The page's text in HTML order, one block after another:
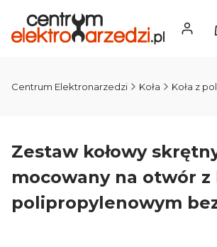
Centrum Elektronarzedzi Koła Koła z
Zestaw kołowy
mocowany na otwór z
polipropylenowym